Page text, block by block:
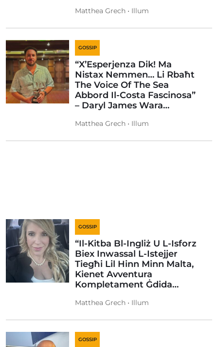
Matthea Grech • Illum
GOSSIP
“X’Esperjenza Dik! Ma
Nistax Nemmen… Li Rbaħt
The Voice Of The Sea
Abbord Il-Costa Fascinosa”
– Daryl James Wara…
Matthea Grech • Illum
GOSSIP
“Il-Kitba Bl-Ingliż U L-Isforz
Biex Inwassal L-Istejjer
Tiegħi Lil Hinn Minn Malta,
Kienet Avventura
Kompletament Ġdida…
Matthea Grech • Illum
GOSSIP